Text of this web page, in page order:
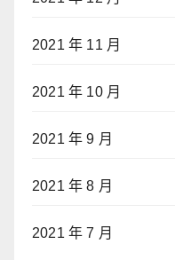
2021 年 11 月
2021 年 10 月
2021 年 9 月
2021 年 8 月
2021 年 7 月